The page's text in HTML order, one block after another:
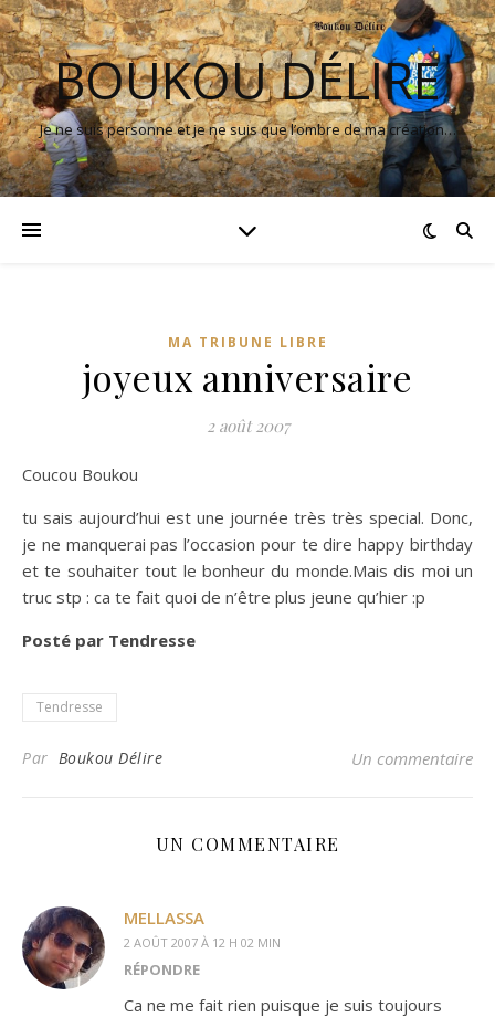
BOUKOU DÉLIRE
Je ne suis personne et je ne suis que l’ombre de ma création…
MA TRIBUNE LIBRE
joyeux anniversaire
2 août 2007
Coucou Boukou
tu sais aujourd’hui est une journée très très special. Donc,
je ne manquerai pas l’occasion pour te dire happy birthday
et te souhaiter tout le bonheur du monde.Mais dis moi un
truc stp : ca te fait quoi de n’être plus jeune qu’hier :p
Posté par Tendresse
Tendresse
Par Boukou Délire Un commentaire
UN COMMENTAIRE
MELLASSA
2 AOÛT 2007 À 12 H 02 MIN
RÉPONDRE
Ca ne me fait rien puisque je suis toujours